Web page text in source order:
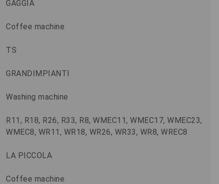
GAGGIA
Coffee machine
TS
GRANDIMPIANTI
Washing machine
R11, R18, R26, R33, R8, WMEC11, WMEC17, WMEC23,
WMEC8, WR11, WR18, WR26, WR33, WR8, WREC8
LA PICCOLA
Coffee machine